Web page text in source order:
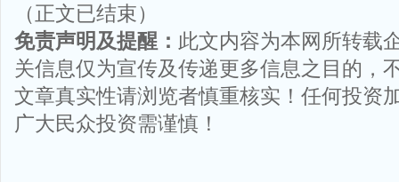
（正文已结束）
免责声明及提醒： 此文内容为本网所转载
关信息仅为宣传及传递更多信息之目的，
文章真实性请浏览者慎重核实！任何投资
广大民众投资需谨慎！